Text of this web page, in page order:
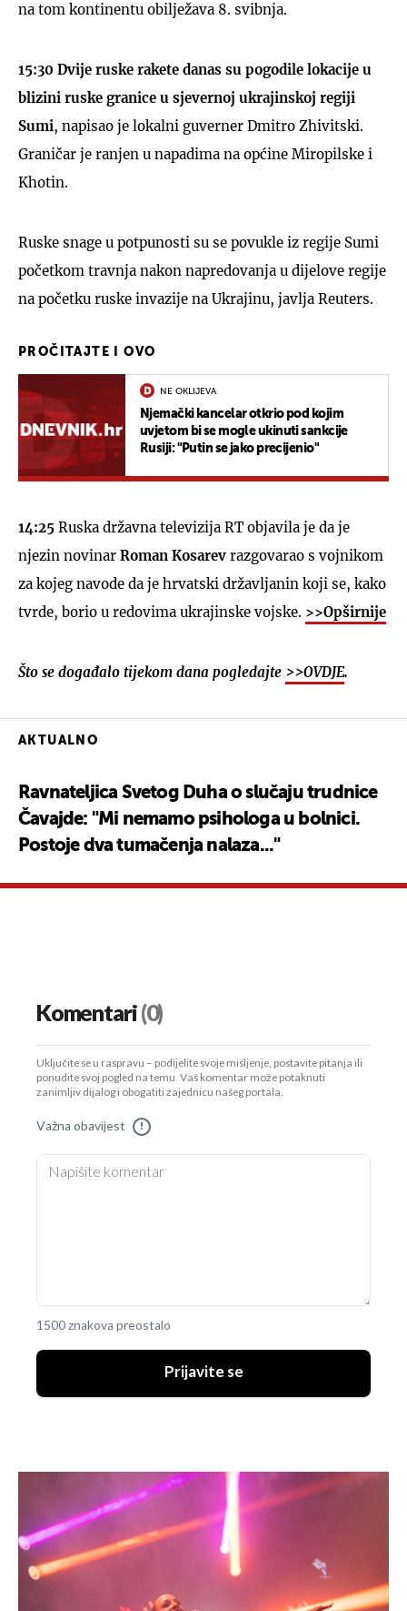
na tom kontinentu obilježava 8. svibnja.
15:30 Dvije ruske rakete danas su pogodile lokacije u
blizini ruske granice u sjevernoj ukrajinskoj regiji
Sumi, napisao je lokalni guverner Dmitro Zhivitski.
Graničar je ranjen u napadima na općine Miropilske i
Khotin.
Ruske snage u potpunosti su se povukle iz regije Sumi
početkom travnja nakon napredovanja u dijelove regije
na početku ruske invazije na Ukrajinu, javlja Reuters.
PROČITAJTE I OVO
NE OKLIJEVA
Njemački kancelar otkrio pod kojim
uvjetom bi se mogle ukinuti sankcije
Rusiji: "Putin se jako precijenio"
14:25 Ruska državna televizija RT objavila je da je
njezin novinar Roman Kosarev razgovarao s vojnikom
za kojeg navode da je hrvatski državljanin koji se, kako
tvrde, borio u redovima ukrajinske vojske. >>Opširnije
Što se događalo tijekom dana pogledajte >>OVDJE.
AKTUALNO
Ravnateljica Svetog Duha o slučaju trudnice
Čavajde: "Mi nemamo psihologa u bolnici.
Postoje dva tumačenja nalaza..."
Komentari(0)
Uključite se u raspravu – podijelite svoje mišljenje, postavite pitanja ili
ponudite svoj pogled na temu. Vaš komentar može potaknuti
zanimljiv dijalog i obogatiti zajednicu našeg portala.
Važna obavijest !
1500 znakova preostalo
Prijavite se